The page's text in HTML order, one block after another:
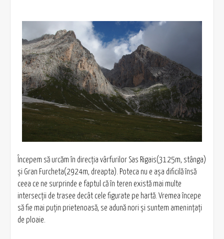
Începem să urcăm în direcţia vârfurilor Sas Rigais(3125m, stânga)
şi Gran Furcheta(2924m, dreapta). Poteca nu e aşa dificilă însă
ceea ce ne surprinde e faptul că în teren există mai multe
intersecţii de trasee decât cele figurate pe hartă. Vremea începe
să fie mai puţin prietenoasă, se adună nori şi suntem ameninţaţi
de ploaie.